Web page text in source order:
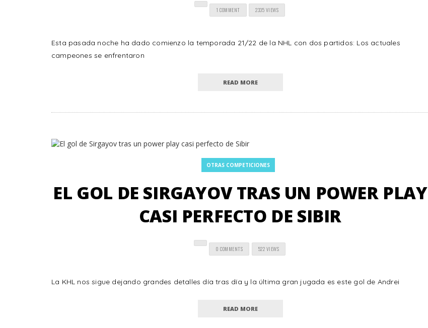
1 COMMENT 2335 VIEWS
Esta pasada noche ha dado comienzo la temporada 21/22 de la NHL con dos partidos: Los actuales
campeones se enfrentaron
READ MORE
OTRAS COMPETICIONES
EL GOL DE SIRGAYOV TRAS UN POWER PLAY
CASI PERFECTO DE SIBIR
0 COMMENTS 522 VIEWS
La KHL nos sigue dejando grandes detalles día tras día y la última gran jugada es este gol de Andrei
READ MORE